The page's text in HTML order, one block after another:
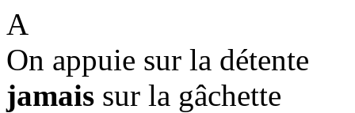
A
On appuie sur la détente
jamais sur la gâchette